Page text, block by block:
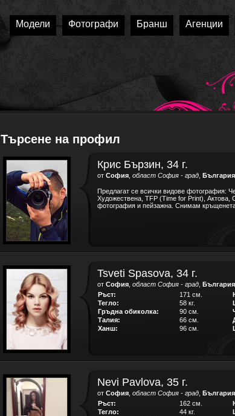
Модели Фотографи Бранш Агенции
Търсене на профил
Крис Бързин, 34 г.
от София област София - град България
Предлагат се всички видове фотография:
Художествена, TFP (Time for Print), Актова,
фотография и пейзажна. Снимам
Tsveti Spasova, 34 г.
от София област София - град България
Ръст:
171 см.
Тегло:
58 кг.
Гръдна обиколка:
90 см.
Талия:
66 см.
Ханш:
96 см.
Nevi Pavlova, 35 г.
от София област София - град България
Ръст:
162 см.
Тегло:
44 кг.